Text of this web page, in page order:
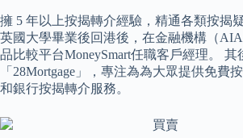
擁 5 年以上按揭轉介經驗，精通各類按揭
英國大學畢業後回港後，在金融機構（
品比較平台MoneySmart任職客戶經理。 其
「28Mortgage」，專注為為大眾提供免費
和銀行按揭轉介服務。